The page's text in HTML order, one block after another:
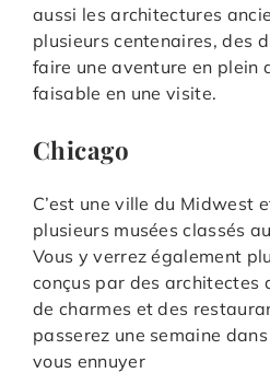
aussi les architectures
plusieurs centenaires, des
faire une aventure en plein
faisable en une visite.
Chicago
C’est une ville du Midwest
plusieurs musées classés
Vous y verrez également
conçus par des architectes
de charmes et des
passerez une semaine
vous ennuyer